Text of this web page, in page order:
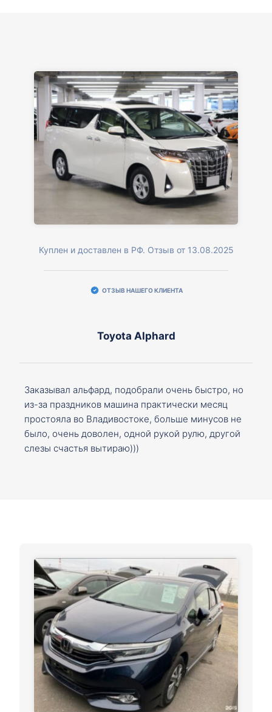
Куплен и доставлен в РФ. Отзыв от 13.08.2025
ОТЗЫВ НАШЕГО КЛИЕНТА
Toyota Alphard
Заказывал альфард, подобрали очень быстро, но
из-за праздников машина практически месяц
простояла во Владивостоке, больше минусов не
было, очень доволен, одной рукой рулю, другой
слезы счастья вытираю)))